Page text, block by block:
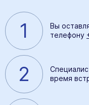
1 Вы
телефону
2
время